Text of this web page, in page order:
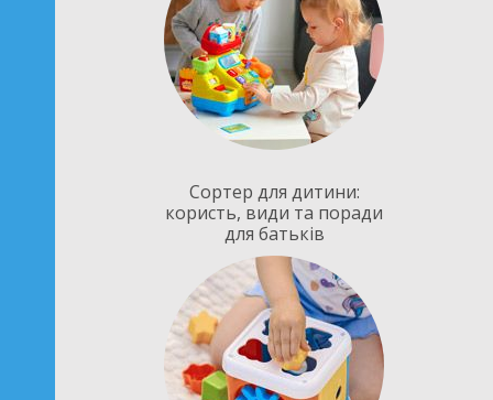
Сортер для дитини:
користь, види та поради
для батьків